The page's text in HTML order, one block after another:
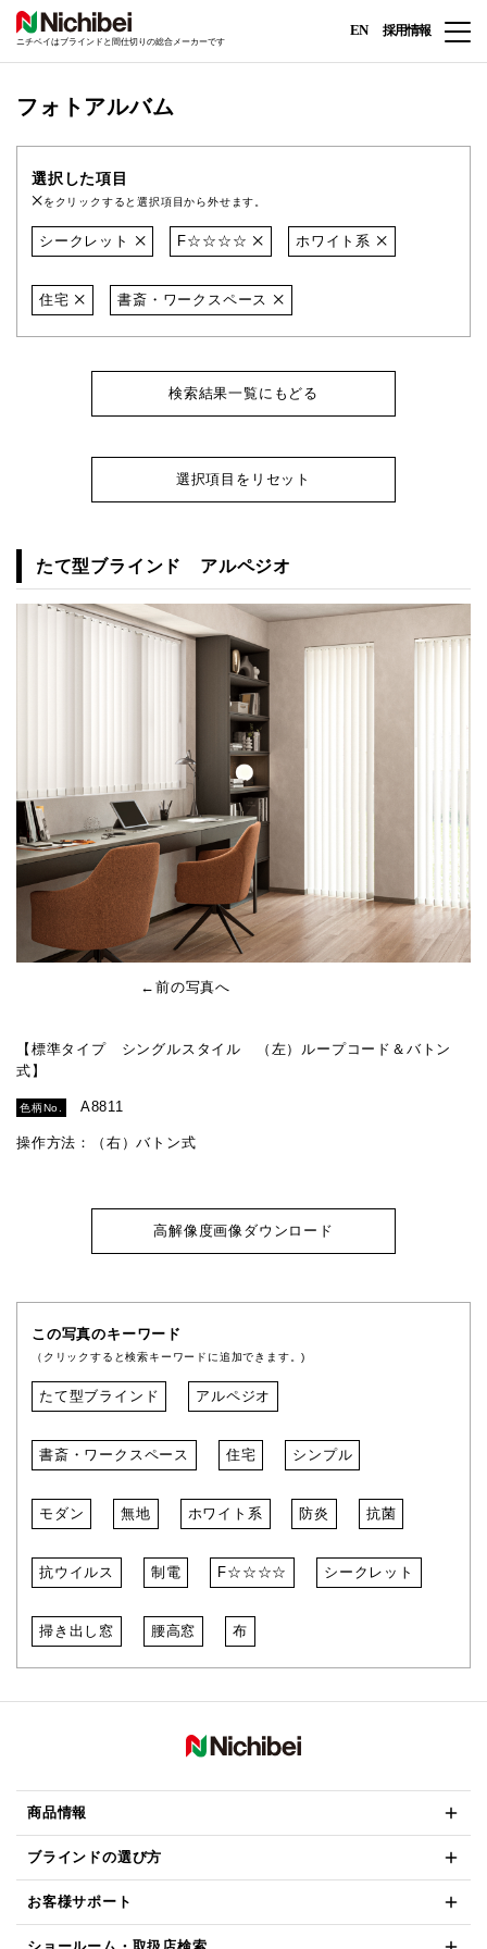
ニチベイはブラインドと間仕切りの総合メーカーです
EN 採用情報
フォトアルバム
選択した項目
をクリックすると選択項目から外せます。
シークレット F☆☆☆☆ ホワイト系
住宅 書斎・ワークスペース
検索結果一覧にもどる
選択項目をリセット
たて型ブラインド アルペジオ
←前の写真へ
【標準タイプ シングルスタイル （左）ループコード＆バトン
式】
色柄No. A8811
操作方法：（右）バトン式
高解像度画像ダウンロード
この写真のキーワード
（クリックすると検索キーワードに追加できます。)
たて型ブラインド アルペジオ
書斎・ワークスペース 住宅 シンプル
モダン 無地 ホワイト系 防炎 抗菌
抗ウイルス 制電 F☆☆☆☆ シークレット
掃き出し窓 腰高窓 布
商品情報
ブラインドの選び方
お客様サポート